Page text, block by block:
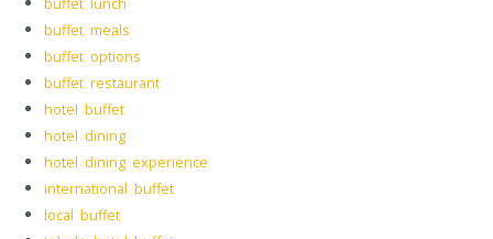
buffet lunch
buffet meals
buffet options
buffet restaurant
hotel buffet
hotel dining
hotel dining experience
international buffet
local buffet